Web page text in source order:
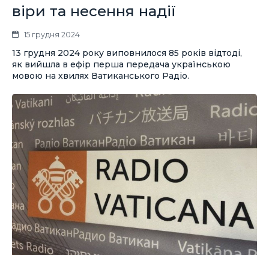
віри та несення надії
15 грудня 2024
13 грудня 2024 року виповнилося 85 років відтоді,
як вийшла в ефір перша передача українською
мовою на хвилях Ватиканського Радіо.